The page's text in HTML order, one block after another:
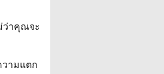
ว่าคุณจะ
ามแตก